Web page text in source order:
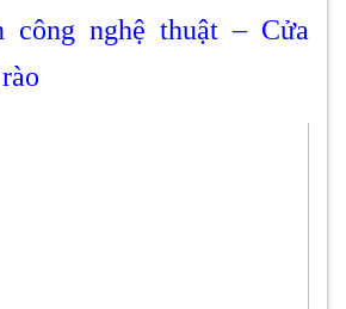
công nghệ thuật – Cửa